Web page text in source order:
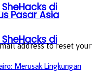
di
Pasar Asia
di
address to reset your